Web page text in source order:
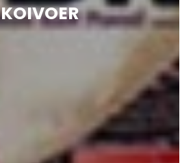
KOIVOER